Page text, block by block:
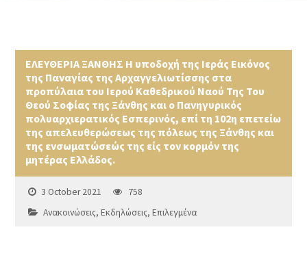
ΕΛΕΥΘΕΡΙΑ ΞΑΝΘΗΣ Η υποδοχή της Ιεράς Εικόνος
της Παναγίας της Αρχαγγελιωτίσσης στα
προπύλαια του Ιερού Καθεδρικού Ναού Της Του
Θεού Σοφίας της Ξάνθης και ο Πανηγυρικός
πολυαρχιερατικός Εσπερινός, επί τη 102η επετείω
της απελευθερώσεως της πόλεως της Ξάνθης και
της ενσωματώσεώς της είς τον κορμόν της
μητέρας Ελλάδος.
3 October 2021
758
Ανακοινώσεις,Εκδηλώσεις,Επιλεγμένα